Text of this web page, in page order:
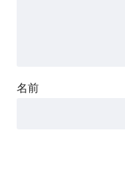
名前